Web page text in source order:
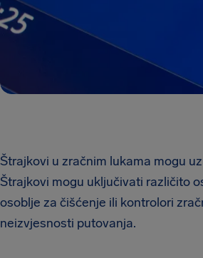
Štrajkovi u zračnim lukama mogu
Štrajkovi mogu uključivati različito
osoblje za čišćenje ili kontrolori
neizvjesnosti putovanja.